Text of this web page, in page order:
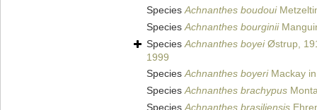
SpeciesAchnanthes boudoui
SpeciesAchnanthes bourginii
SpeciesAchnanthes boyeiØstrup,
1999
SpeciesAchnanthes boyeriMackay in
SpeciesAchnanthes brachypus
Species Achnanthes brasiliensis